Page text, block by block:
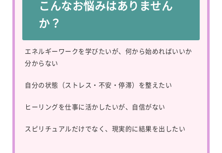
こんなお悩みはありません
か？
エネルギーワークを学びたいが、何から始めればいいか
分からない
自分の状態（ストレス・不安・停滞）を整えたい
ヒーリングを仕事に活かしたいが、自信がない
スピリチュアルだけでなく、現実的に結果を出したい